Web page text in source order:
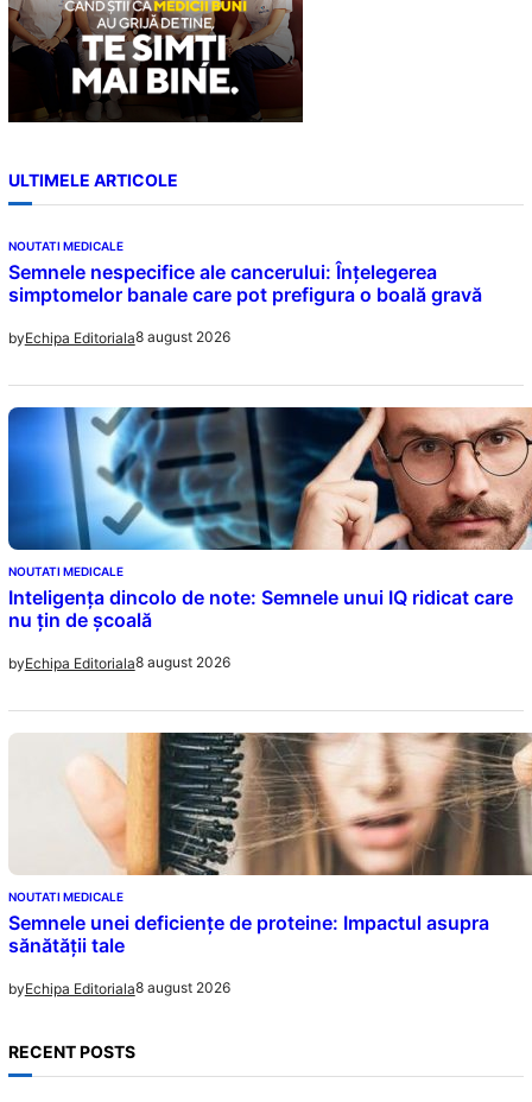
ULTIMELE ARTICOLE
NOUTATI MEDICALE
Semnele nespecifice ale cancerului: Înțelegerea
simptomelor banale care pot prefigura o boală gravă
byEchipa Editoriala8 august 2026
NOUTATI MEDICALE
Inteligența dincolo de note: Semnele unui IQ ridicat care
nu țin de școală
byEchipa Editoriala8 august 2026
NOUTATI MEDICALE
Semnele unei deficiențe de proteine: Impactul asupra
sănătății tale
byEchipa Editoriala8 august 2026
RECENT POSTS